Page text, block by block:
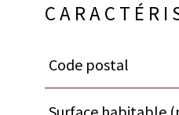
Caractéristiques
Code postal